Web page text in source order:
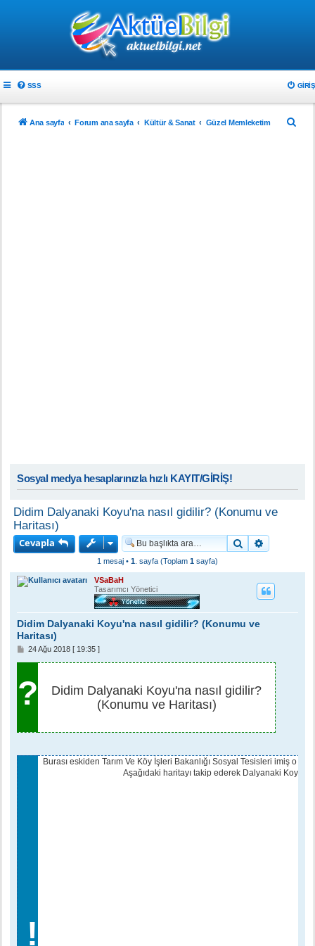
SSS GIRIŞ
Ana sayfa Forum ana sayfa Kültür & Sanat Güzel Memleketim
Sosyal medya hesaplarınızla hızlı KAYIT/GİRİŞ!
Didim Dalyanaki Koyu'na nasıl gidilir? (Konumu ve
Haritası)
Cevapla
Ara
1 mesaj • 1 . sayfa (Toplam 1 sayfa)
VSaBaH
Tasarımcı Yönetici
Didim Dalyanaki Koyu'na nasıl gidilir? (Konumu ve
Haritası)
M
j
24 Ağu 2018 [ 19:35 ]
?
Didim Dalyanaki Koyu'na nasıl gidilir?
(Konumu ve Haritası)
!
Burası eskiden Tarım Ve Köy İşleri Bakanlığı Sosyal Tesisleri imiş o
Aşağıdaki haritayı takip ederek Dalyanaki